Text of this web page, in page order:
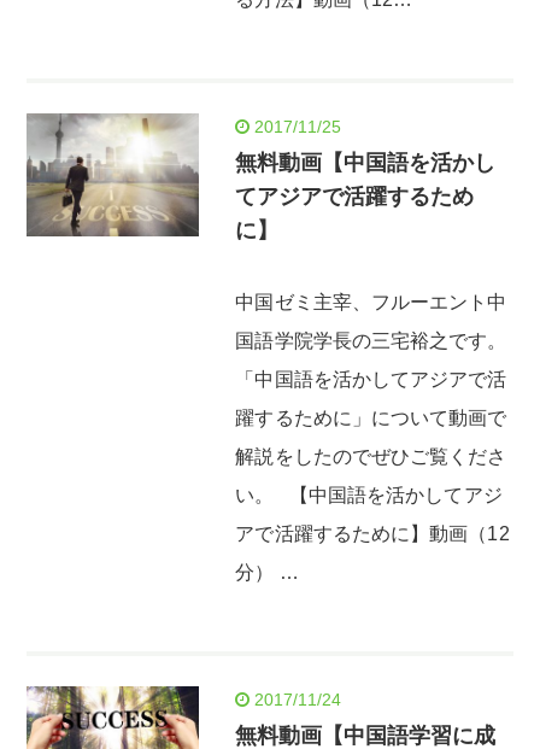
2017/11/25
無料動画【中国語を活かし
てアジアで活躍するため
に】
中国ゼミ主宰、フルーエント中
国語学院学長の三宅裕之です。
「中国語を活かしてアジアで活
躍するために」について動画で
解説をしたのでぜひご覧くださ
い。 【中国語を活かしてアジ
アで活躍するために】動画（12
分） …
2017/11/24
無料動画【中国語学習に成